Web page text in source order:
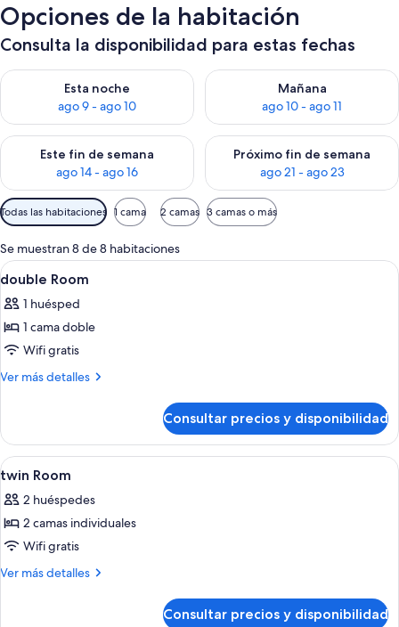
Opciones de la habitación
Consulta la disponibilidad para estas fechas
Esta noche
ago 9 - ago 10
Consulta la disponibilidad para esta noche, ago 9 - ago 10
Mañana
ago 10 - ago 11
Consulta la disponibilidad
Este fin de semana
ago 14 - ago 16
Consulta la disponibilidad para este fin de semana, ago 14 -
Próximo fin de semana
ago 21 - ago 23
Consulta la disponibilidad
Filtros
disponibles
para
las
habitaciones
Todas las habitaciones 1 cama 2 camas 3 camas o más
Se muestran 8 de 8 habitaciones
Abrir
todas
las
fotos
de
double
6
double Room
1 huésped
1 cama doble
Wifi gratis
Ver más detalles
Más
Room
Consultar precios y disponibilidad
Abrir
todas
las
fotos
de
twin
1
twin Room
2 huéspedes
2 camas individuales
Wifi gratis
Ver más detalles
Más
Consultar precios y disponibilidad